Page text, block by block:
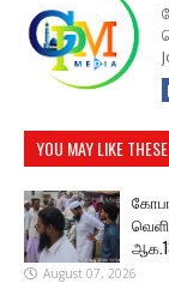
YOU MAY LIKE
August 07, 2026